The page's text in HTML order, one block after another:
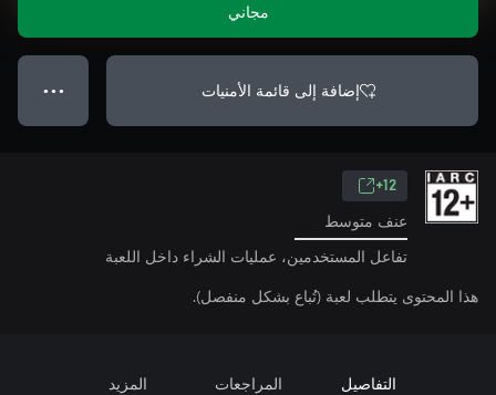
مجاني
إضافة إلى قائمة الأمنيات ● ● ●
12+
عنف متوسط
تفاعل المستخدمين، عمليات الشراء داخل اللعبة
هذا المحتوى يتطلب لعبة (تُباع بشكل منفصل).
التفاصيل المراجعات المزيد